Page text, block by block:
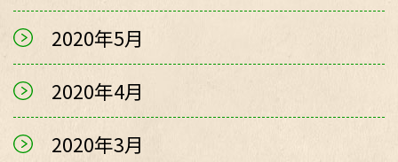
2020年5月
2020年4月
2020年3月